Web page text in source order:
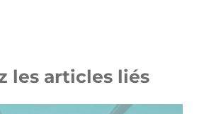
les articles liés